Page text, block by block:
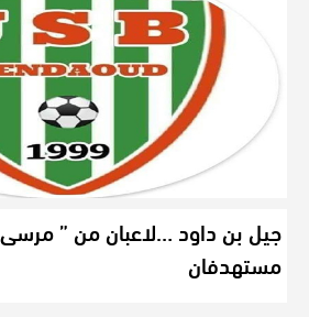
جيل بن داود …لاعبان من ” مرسى
مستهدفان